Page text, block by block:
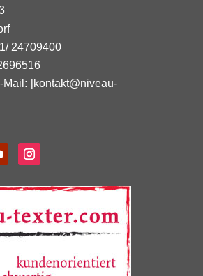
24709400
: [kontakt@niveau-